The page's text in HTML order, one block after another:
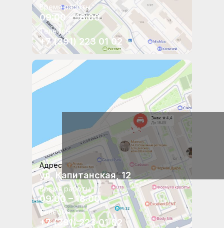
Адрес
Время работы
Время работы
Телефон
Телефон
ул. Капитанская, 12
09:00 – 18:00
09:00 – 18:00
+7 (391) 223 01 02
+7 (391) 223 01 02